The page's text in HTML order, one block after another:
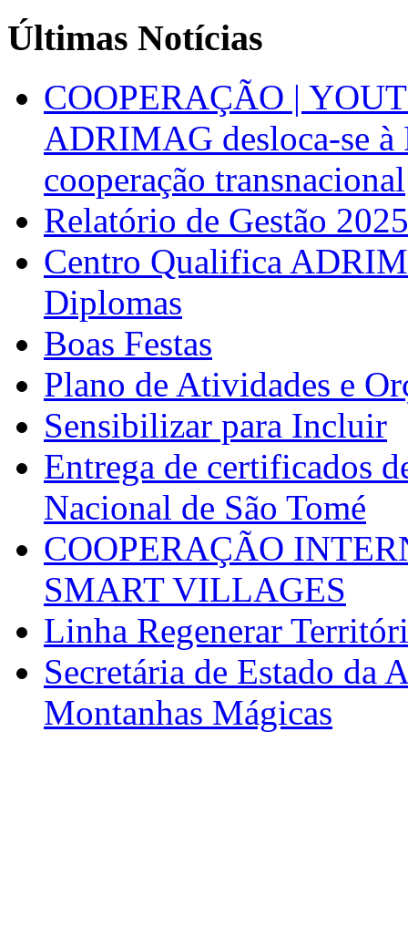
Últimas Notícias
COOPERAÇÃO |
ADRIMAG desloca-se
cooperação transnacional
Relatório de Gestão 2025
Centro Qualifica
Diplomas
Boas Festas
Plano de Atividades e
Sensibilizar para Incluir
Entrega de certificados
Nacional de São Tomé
COOPERAÇÃO
SMART VILLAGES
Linha Regenerar
Secretária de Estado da
Montanhas Mágicas